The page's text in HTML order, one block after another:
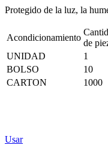
Protegido de la luz, la
Acondicionamiento
de
UNIDAD
1
BOLSO
10
CARTON
1000
Usar